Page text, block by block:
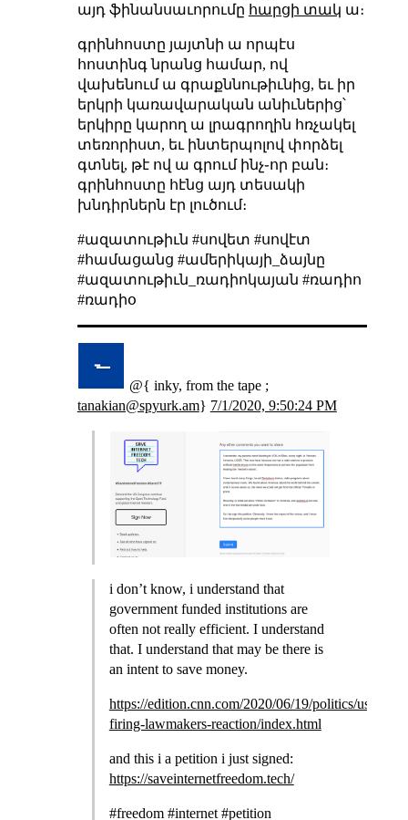
այդ ֆինանսաւորումը հարցի տակ ա։
գրինհոստը յայտնի ա որպէս
հոստինգ նրանց համար, ով
վախենում ա գրաքննութիւնից, եւ իր
երկրի կառավարական անիւներից՝
երկիրը կարող ա լրագրողին հռչակել
տեռորիստ, եւ ինտերպոլով փորձել
գտնել, թէ ով ա գրում ինչ֊որ բան։
գրինհոստը հէնց այդ տեսակի
խնդիրներն էր լուծում։
#ազատութիւն #սովետ #սովէտ
#համացանց #ամերիկայի_ձայնը
#ազատութիւն_ռադիոկայան #ռադիո
#ռադիօ
@{ inky, from the tape ;
tanakian@spyurk.am} 7/1/2020, 9:50:24 PM
i don’t know, i understand that
government funded institutions are
often not really efficient. I understand
that. I understand that may be there is
an intent to save money.
https://edition.cnn.com/2020/06/19/politics/usagm-
firing-lawmakers-reaction/index.html
and this i a petition i just signed:
https://saveinternetfreedom.tech/
#freedom #internet #petition